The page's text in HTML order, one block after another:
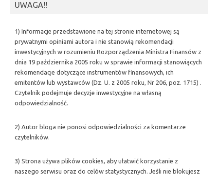
UWAGA!!
1) Informacje przedstawione na tej stronie internetowej są
prywatnymi opiniami autora i nie stanowią rekomendacji
inwestycyjnych w rozumieniu Rozporządzenia Ministra Finansów z
dnia 19 października 2005 roku w sprawie informacji stanowiących
rekomendacje dotyczące instrumentów finansowych, ich
emitentów lub wystawców (Dz. U. z 2005 roku, Nr 206, poz. 1715) .
Czytelnik podejmuje decyzje inwestycyjne na własną
odpowiedzialność.
2) Autor bloga nie ponosi odpowiedzialności za komentarze
czytelników.
3) Strona używa plików cookies, aby ułatwić korzystanie z
naszego serwisu oraz do celów statystycznych. Jeśli nie blokujesz